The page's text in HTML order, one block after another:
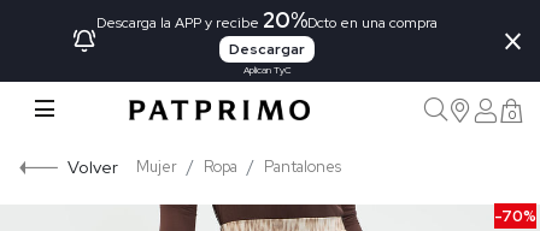
Descarga la APP y recibe 20%Dcto en una compra
Descargar
Aplican TyC
×
0
Volver Mujer Ropa Pantalones
-70%